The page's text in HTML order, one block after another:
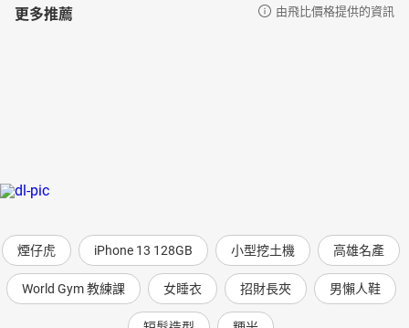
更多推薦 由飛比價格提供的資訊
煙仔虎 iPhone 13 128GB 小型挖土機 高雄名產
World Gym 教練課 女睡衣 招財長夾 男懶人鞋